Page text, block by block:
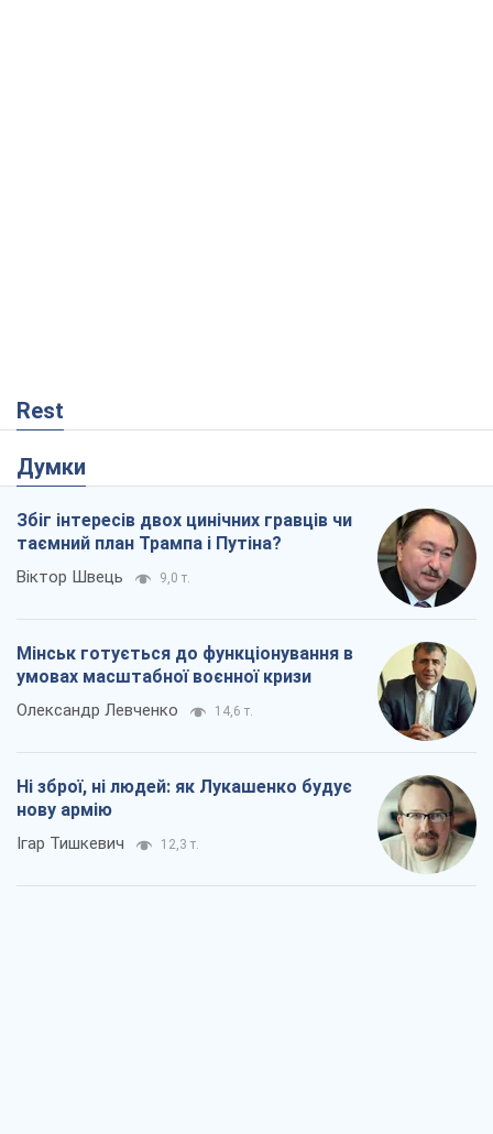
Rest
Думки
Збіг інтересів двох цинічних гравців чи
таємний план Трампа і Путіна?
Віктор Швець 9,0 т.
Мінськ готується до функціонування в
умовах масштабної воєнної кризи
Олександр Левченко 14,6 т.
Ні зброї, ні людей: як Лукашенко будує
нову армію
Ігар Тишкевич 12,3 т.